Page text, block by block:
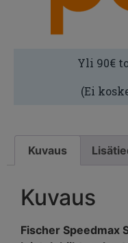
Yli 90€
(Ei
Kuvaus
Kuvaus
Fischer Speedmax